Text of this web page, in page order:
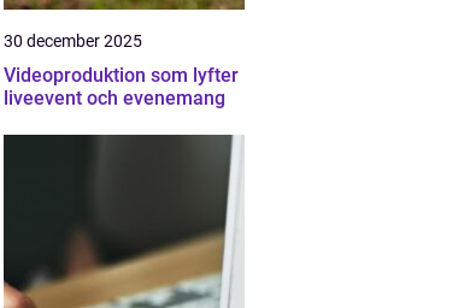
30 december 2025
Videoproduktion som lyfter
liveevent och evenemang